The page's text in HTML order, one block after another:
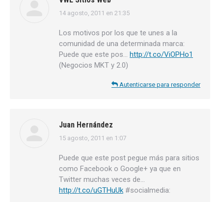
dice:
14 agosto, 2011 en 21:35
Los motivos por los que te unes a la
comunidad de una determinada marca:
Puede que este pos… http://t.co/ViOPHo1
(Negocios MKT y 2.0)
Autenticarse para responder
Juan Hernández
dice:
15 agosto, 2011 en 1:07
Puede que este post pegue más para sitios
como Facebook o Google+ ya que en
Twitter muchas veces de…
http://t.co/uGTHuUk #socialmedia: